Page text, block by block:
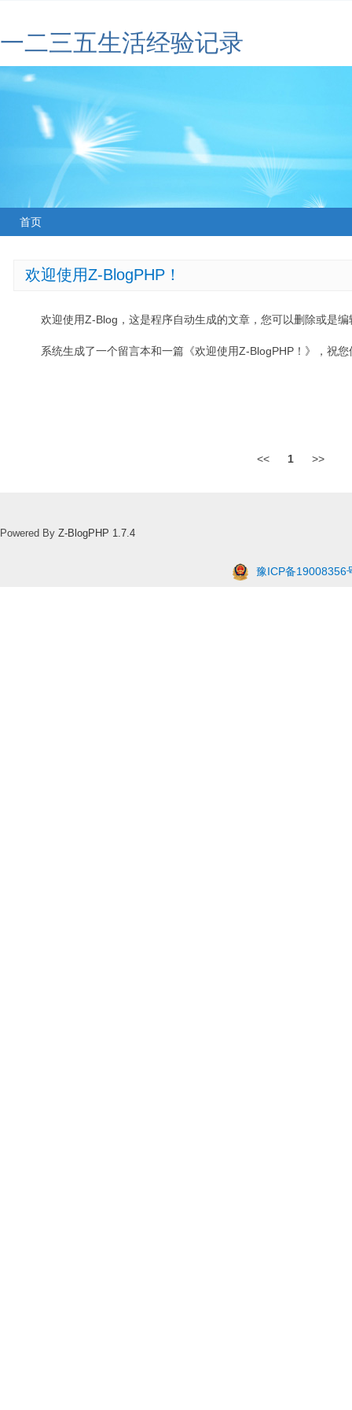
一二三五生活经验记录
首页
欢迎使用Z-BlogPHP！
欢迎使用Z-Blog，这是程序自动生成的文章，您可以删除或是编
系统生成了一个留言本和一篇《欢迎使用Z-BlogPHP！》，祝
<< 1 >>
Powered By Z-BlogPHP 1.7.4
豫ICP备19008356